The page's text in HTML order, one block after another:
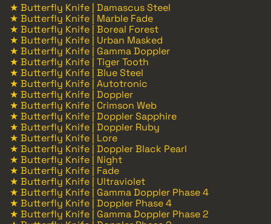
★ Butterfly Knife | Damascus Steel
★ Butterfly Knife | Marble Fade
★ Butterfly Knife | Boreal Forest
★ Butterfly Knife | Urban Masked
★ Butterfly Knife | Gamma Doppler
★ Butterfly Knife | Tiger Tooth
★ Butterfly Knife | Blue Steel
★ Butterfly Knife | Autotronic
★ Butterfly Knife | Doppler
★ Butterfly Knife | Crimson Web
★ Butterfly Knife | Doppler Sapphire
★ Butterfly Knife | Doppler Ruby
★ Butterfly Knife | Lore
★ Butterfly Knife | Doppler Black Pearl
★ Butterfly Knife | Night
★ Butterfly Knife | Fade
★ Butterfly Knife | Ultraviolet
★ Butterfly Knife | Gamma Doppler Phase 4
★ Butterfly Knife | Doppler Phase 4
★ Butterfly Knife | Gamma Doppler Phase 2